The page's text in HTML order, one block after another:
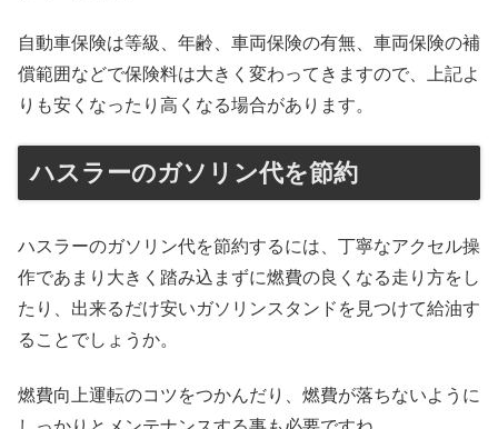
自動車保険は等級、年齢、車両保険の有無、車両保険の補
償範囲などで保険料は大きく変わってきますので、上記よ
りも安くなったり高くなる場合があります。
ハスラーのガソリン代を節約
ハスラーのガソリン代を節約するには、丁寧なアクセル操
作であまり大きく踏み込まずに燃費の良くなる走り方をし
たり、出来るだけ安いガソリンスタンドを見つけて給油す
ることでしょうか。
燃費向上運転のコツをつかんだり、燃費が落ちないように